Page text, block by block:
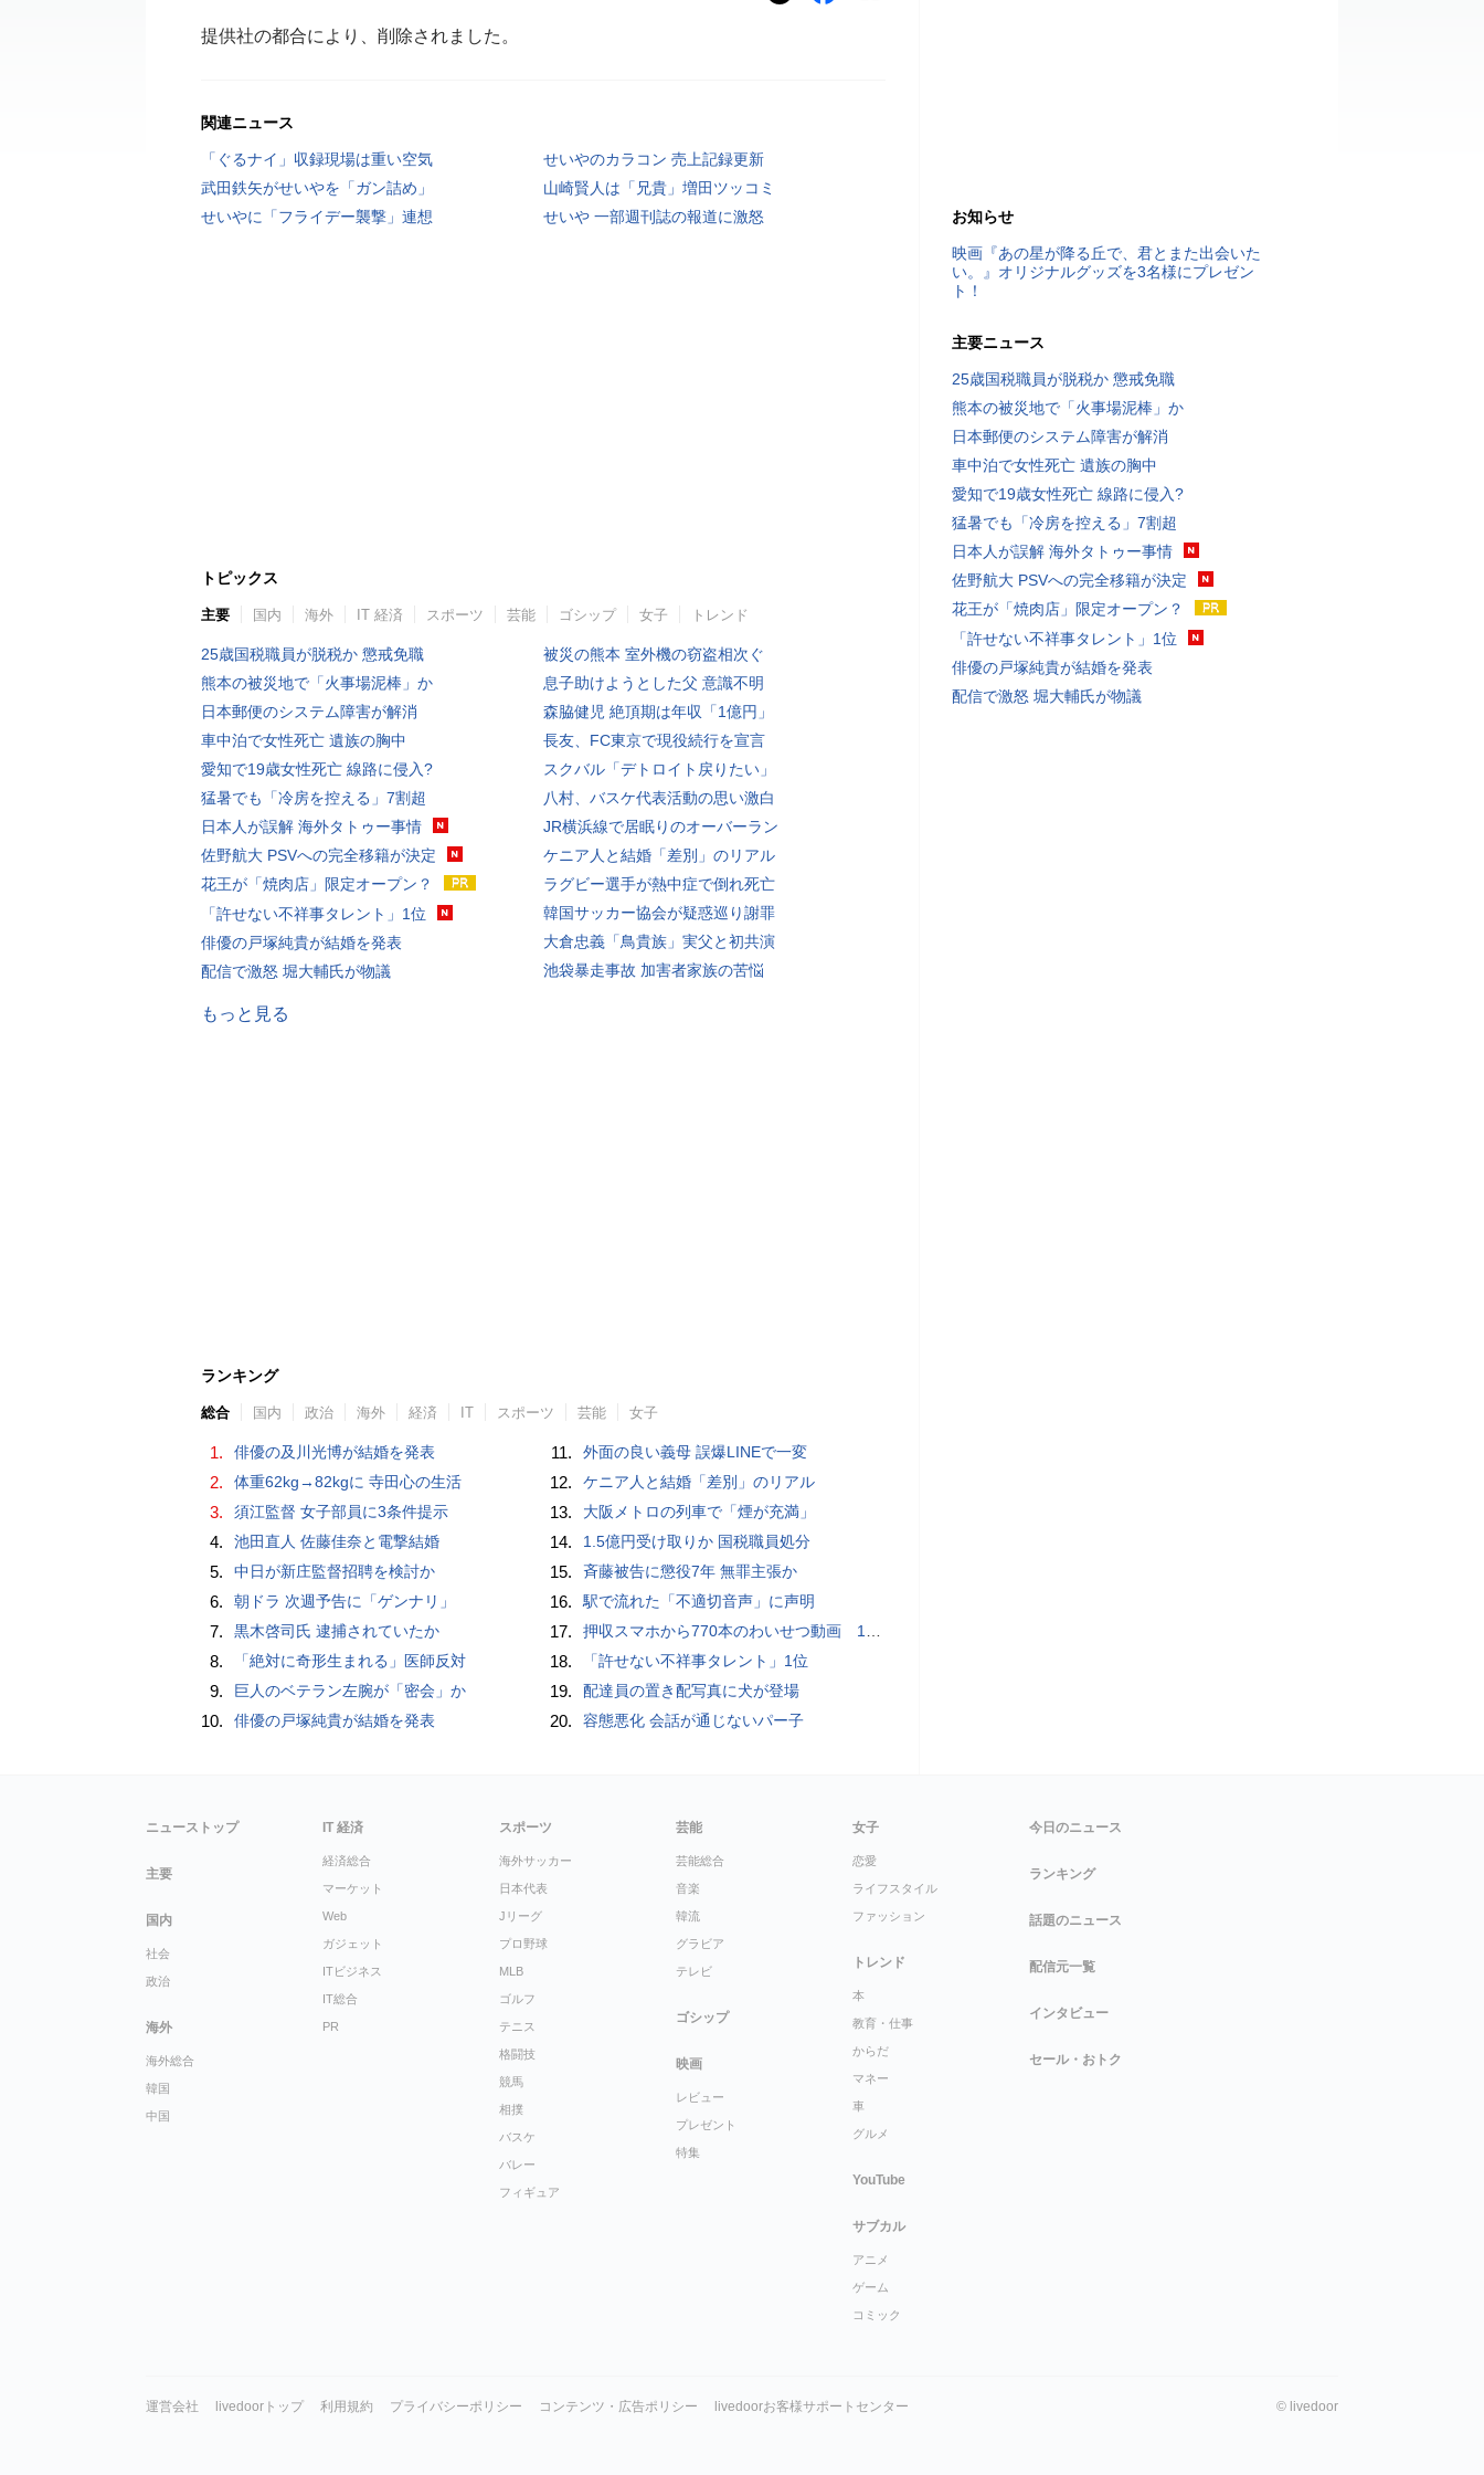
提供社の都合により、削除されました。
関連ニュース
「ぐるナイ」収録現場は重い空気
せいやのカラコン 売上記録更新
武田鉄矢がせいやを「ガン詰め」
山崎賢人は「兄貴」増田ツッコミ
せいやに「フライデー襲撃」連想
せいや 一部週刊誌の報道に激怒
トピックス
主要 国内 海外 IT 経済 スポーツ 芸能 ゴシップ 女子 トレンド
25歳国税職員が脱税か 懲戒免職
熊本の被災地で「火事場泥棒」か
日本郵便のシステム障害が解消
車中泊で女性死亡 遺族の胸中
愛知で19歳女性死亡 線路に侵入?
猛暑でも「冷房を控える」7割超
日本人が誤解 海外タトゥー事情
佐野航大 PSVへの完全移籍が決定
花王が「焼肉店」限定オープン？
「許せない不祥事タレント」1位
俳優の戸塚純貴が結婚を発表
配信で激怒 堀大輔氏が物議
被災の熊本 室外機の窃盗相次ぐ
息子助けようとした父 意識不明
森脇健児 絶頂期は年収「1億円」
長友、FC東京で現役続行を宣言
スクバル「デトロイト戻りたい」
八村、バスケ代表活動の思い激白
JR横浜線で居眠りのオーバーラン
ケニア人と結婚「差別」のリアル
ラグビー選手が熱中症で倒れ死亡
韓国サッカー協会が疑惑巡り謝罪
大倉忠義「鳥貴族」実父と初共演
池袋暴走事故 加害者家族の苦悩
もっと見る
ランキング
総合 国内 政治 海外 経済 IT スポーツ 芸能 女子
1. 俳優の及川光博が結婚を発表
2. 体重62kg→82kgに 寺田心の生活
3. 須江監督 女子部員に3条件提示
4. 池田直人 佐藤佳奈と電撃結婚
5. 中日が新庄監督招聘を検討か
6. 朝ドラ 次週予告に「ゲンナリ」
7. 黒木啓司氏 逮捕されていたか
8. 「絶対に奇形生まれる」医師反対
9. 巨人のベテラン左腕が「密会」か
10. 俳優の戸塚純貴が結婚を発表
11. 外面の良い義母 誤爆LINEで一変
12. ケニア人と結婚「差別」のリアル
13. 大阪メトロの列車で「煙が充満」
14. 1.5億円受け取りか 国税職員処分
15. 斉藤被告に懲役7年 無罪主張か
16. 駅で流れた「不適切音声」に声明
17. 押収スマホから770本のわいせつ動画 15歳少女に酒と薬飲ませ性的暴行か 54歳男を再逮捕 「薬もありますよ」とSNSで誘い出し
18. 「許せない不祥事タレント」1位
19. 配達員の置き配写真に犬が登場
20. 容態悪化 会話が通じないパー子
お知らせ
映画『あの星が降る丘で、君とまた出会いた
い。』オリジナルグッズを3名様にプレゼン
ト！
主要ニュース
25歳国税職員が脱税か 懲戒免職
熊本の被災地で「火事場泥棒」か
日本郵便のシステム障害が解消
車中泊で女性死亡 遺族の胸中
愛知で19歳女性死亡 線路に侵入?
猛暑でも「冷房を控える」7割超
日本人が誤解 海外タトゥー事情
佐野航大 PSVへの完全移籍が決定
花王が「焼肉店」限定オープン？
「許せない不祥事タレント」1位
俳優の戸塚純貴が結婚を発表
配信で激怒 堀大輔氏が物議
ニューストップ
主要
国内
社会
政治
海外
海外総合
韓国
中国
IT 経済
経済総合
マーケット
Web
ガジェット
ITビジネス
IT総合
PR
スポーツ
海外サッカー
日本代表
Jリーグ
プロ野球
MLB
ゴルフ
テニス
格闘技
競馬
相撲
バスケ
バレー
フィギュア
芸能
芸能総合
音楽
韓流
グラビア
テレビ
ゴシップ
映画
レビュー
プレゼント
特集
女子
恋愛
ライフスタイル
ファッション
トレンド
本
教育・仕事
からだ
マネー
車
グルメ
YouTube
サブカル
アニメ
ゲーム
コミック
今日のニュース
ランキング
話題のニュース
配信元一覧
インタビュー
セール・おトク
運営会社 livedoorトップ 利用規約 プライバシーポリシー コンテンツ・広告ポリシー livedoorお客様サポートセンター © livedoor